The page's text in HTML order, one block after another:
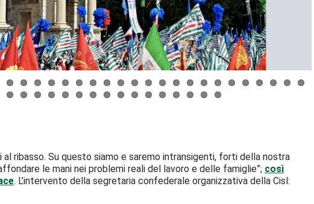
al ribasso. Su questo siamo e saremo intransigenti, forti della nostra
le mani nei problemi reali del lavoro e delle famiglie”; così
. L’intervento della segretaria confederale organizzativa della Cisl: